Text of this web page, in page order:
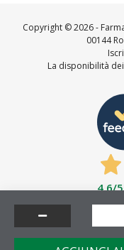
Copyright ©2026 -
00144
La disponibilità
4,6/5